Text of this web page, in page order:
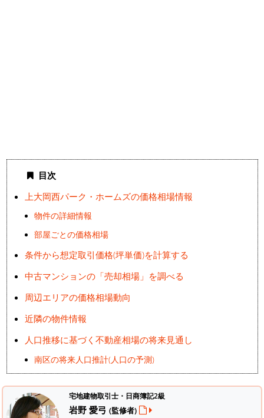
目次
上大岡西パーク・ホームズの価格相場情報
物件の詳細情報
部屋ごとの価格相場
条件から想定取引価格(坪単価)を計算する
中古マンションの「売却相場」を調べる
周辺エリアの価格相場動向
近隣の物件情報
人口推移に基づく不動産相場の将来見通し
南区の将来人口推計(人口の予測)
宅地建物取引士・日商簿記2級
岩野 愛弓 (監修者)